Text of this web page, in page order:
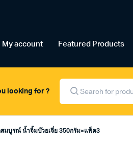
My account Featured Products
looking for ?
Products
search
สมบูรณ์ น้ำจิ้มบ๊วยเจี่ย 350กรัม×แพ็ค3